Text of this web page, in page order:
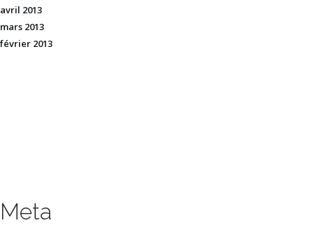
avril 2013
mars 2013
février 2013
Meta